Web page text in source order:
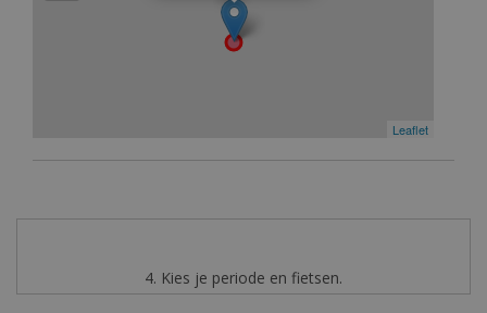
Leaflet
4. Kies je periode en fietsen.